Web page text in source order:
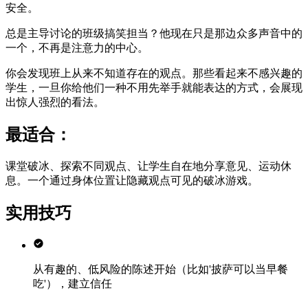
安全。
总是主导讨论的班级搞笑担当？他现在只是那边众多声音中的
一个，不再是注意力的中心。
你会发现班上从来不知道存在的观点。那些看起来不感兴趣的
学生，一旦你给他们一种不用先举手就能表达的方式，会展现
出惊人强烈的看法。
最适合：
课堂破冰、探索不同观点、让学生自在地分享意见、运动休
息。一个通过身体位置让隐藏观点可见的破冰游戏。
实用技巧
从有趣的、低风险的陈述开始（比如'披萨可以当早餐
吃'），建立信任